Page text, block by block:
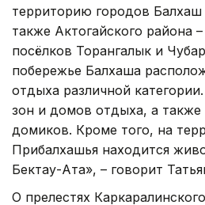
территорию городов
также Актогайского района
посёлков Торангалык и
побережье Балхаша
отдыха различной
зон и домов отдыха, а также
домиков. Кроме того, на
Прибалхашья находится
Бектау-Ата», – говорит
О прелестях